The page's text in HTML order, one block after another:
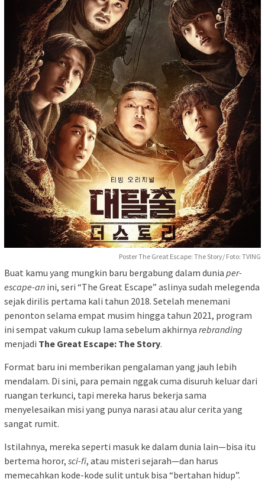
Poster The Great Escape: The Story/ Foto: TVING
Buat kamu yang mungkin baru bergabung dalam dunia per-
escape-an ini, seri “The Great Escape” aslinya sudah melegenda
sejak dirilis pertama kali tahun 2018. Setelah menemani
penonton selama empat musim hingga tahun 2021, program
ini sempat vakum cukup lama sebelum akhirnya rebranding
menjadi The Great Escape: The Story.
Format baru ini memberikan pengalaman yang jauh lebih
mendalam. Di sini, para pemain nggak cuma disuruh keluar dari
ruangan terkunci, tapi mereka harus bekerja sama
menyelesaikan misi yang punya narasi atau alur cerita yang
sangat rumit.
Istilahnya, mereka seperti masuk ke dalam dunia lain—bisa itu
bertema horor, sci-fi, atau misteri sejarah—dan harus
memecahkan kode-kode sulit untuk bisa “bertahan hidup”.